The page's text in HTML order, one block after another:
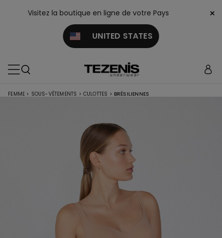
Visitez la boutique en ligne de votre Pays
UNITED STATES
×
FEMME > SOUS-VÊTEMENTS > CULOTTES > BRÉSILIENNES